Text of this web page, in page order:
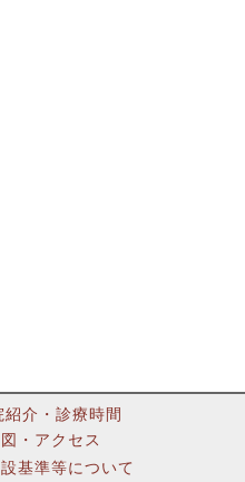
紹介・診療時間
・アクセス
基準等について